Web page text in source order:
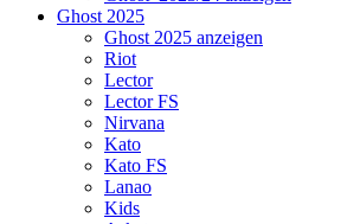
Ghost 2025
Ghost 2025 anzeigen
Riot
Lector
Lector FS
Nirvana
Kato
Kato FS
Lanao
Kids